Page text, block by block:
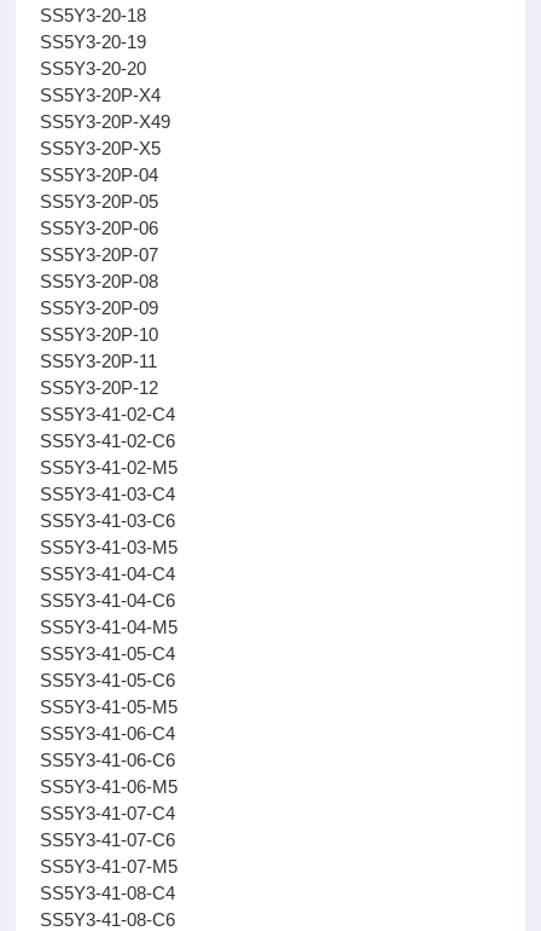
SS5Y3-20-18
SS5Y3-20-19
SS5Y3-20-20
SS5Y3-20P-X4
SS5Y3-20P-X49
SS5Y3-20P-X5
SS5Y3-20P-04
SS5Y3-20P-05
SS5Y3-20P-06
SS5Y3-20P-07
SS5Y3-20P-08
SS5Y3-20P-09
SS5Y3-20P-10
SS5Y3-20P-11
SS5Y3-20P-12
SS5Y3-41-02-C4
SS5Y3-41-02-C6
SS5Y3-41-02-M5
SS5Y3-41-03-C4
SS5Y3-41-03-C6
SS5Y3-41-03-M5
SS5Y3-41-04-C4
SS5Y3-41-04-C6
SS5Y3-41-04-M5
SS5Y3-41-05-C4
SS5Y3-41-05-C6
SS5Y3-41-05-M5
SS5Y3-41-06-C4
SS5Y3-41-06-C6
SS5Y3-41-06-M5
SS5Y3-41-07-C4
SS5Y3-41-07-C6
SS5Y3-41-07-M5
SS5Y3-41-08-C4
SS5Y3-41-08-C6